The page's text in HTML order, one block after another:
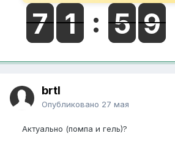
brtl
Опубликовано 27 мая
Актуально (помпа и гель)?